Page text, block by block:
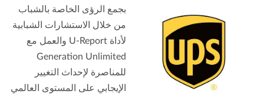
بجمع الرؤى الخاصة بالشباب
من خلال الاستشارات الشبابية
لأداة U-Report والعمل مع
Generation Unlimited
للمناصرة لإحداث التغيير
الإيجابي على المستوى العالمي